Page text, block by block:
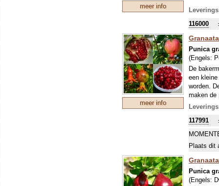
meer info
116000
meer info
Punica
(Engels:
De
een
worden.
maken de
tot heuse
117991
Plaats dit
Punica
(Engels: